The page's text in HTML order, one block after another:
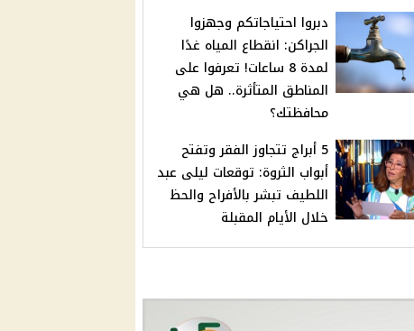
دبروا احتياجاتكم وجهزوا
الجراكن: انقطاع المياه غدًا
لمدة 8 ساعات! تعرفوا على
المناطق المتأثرة.. هل هي
محافظتك؟
5 أبراج تتجاوز الفقر وتفتح
أبواب الثروة: توقعات ليلى عبد
اللطيف تبشر بالأفراح والحظ
خلال الأيام المقبلة